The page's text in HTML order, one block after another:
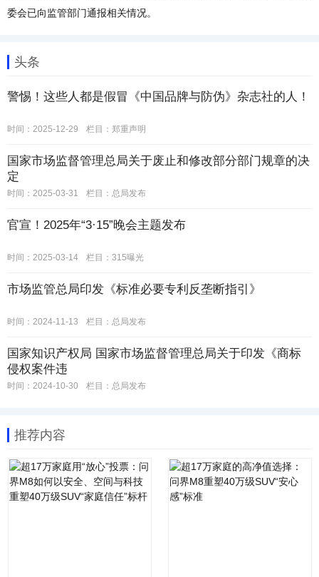
委会已向监管部门通报相关情况。
头条
警惕！这些人都是假冒《中国品牌与防伪》杂志社的人！
时间：2025-12-29 栏目： 郑重声明
国家市场监督管理总局关于废止和修改部分部门规章的决
定
时间：2025-03-31 栏目： 总局发布
官宣！2025年“3·15”晚会主题发布
时间：2025-03-14 栏目： 315曝光
市场监管总局印发《标准必要专利反垄断指引》
时间：2024-11-13 栏目： 总局发布
国家知识产权局 国家市场监督管理总局关于印发《商标
侵权案件违
时间：2024-10-30 栏目： 总局发布
推荐内容